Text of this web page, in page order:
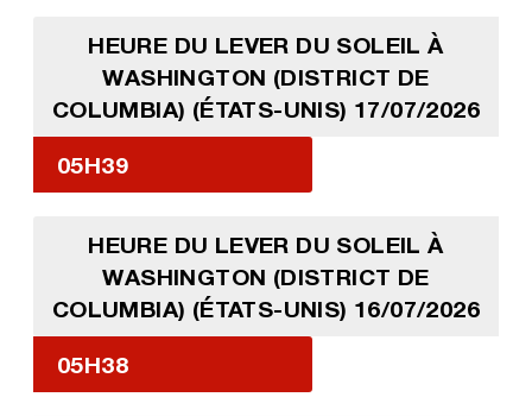
HEURE DU LEVER DU SOLEIL À
WASHINGTON (DISTRICT DE
COLUMBIA) (ÉTATS-UNIS) 17/07/2026
05H39
HEURE DU LEVER DU SOLEIL À
WASHINGTON (DISTRICT DE
COLUMBIA) (ÉTATS-UNIS) 16/07/2026
05H38